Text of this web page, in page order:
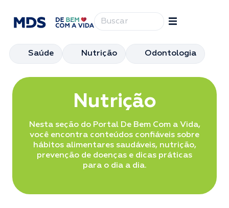
Saúde Nutrição Odontologia
Nutrição
Nesta seção do Portal De Bem Com a Vida,
você encontra conteúdos confiáveis sobre
hábitos alimentares saudáveis, nutrição,
prevenção de doenças e dicas práticas
para o dia a dia.